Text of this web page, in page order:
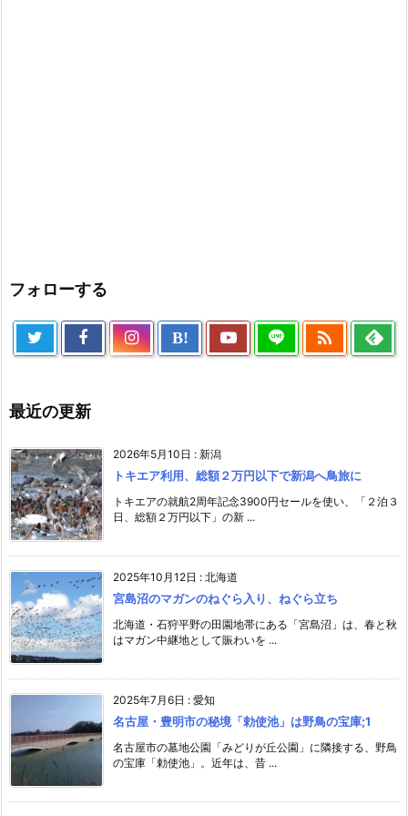
フォローする
B! 
最近の更新
2026年5月10日 : 新潟
トキエア利用、総額２万円以下で新潟へ鳥旅に
トキエアの就航2周年記念3900円セールを使い、「２泊３
日、総額２万円以下」の新 ...
2025年10月12日 : 北海道
宮島沼のマガンのねぐら入り、ねぐら立ち
北海道・石狩平野の田園地帯にある「宮島沼」は、春と秋
はマガン中継地として賑わいを ...
2025年7月6日 : 愛知
名古屋・豊明市の秘境「勅使池」は野鳥の宝庫;1
名古屋市の墓地公園「みどりが丘公園」に隣接する、野鳥
の宝庫「勅使池」。近年は、昔 ...